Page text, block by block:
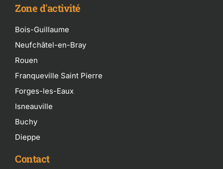
Zone d'activité
Bois-Guillaume
Neufchâtel-en-Bray
Rouen
Franqueville Saint Pierre
Forges-les-Eaux
Isneauville
Buchy
Dieppe
Contact